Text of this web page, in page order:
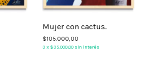
Mujer con cactus.
$105.000,00
3 x $35.000,00 sin interés